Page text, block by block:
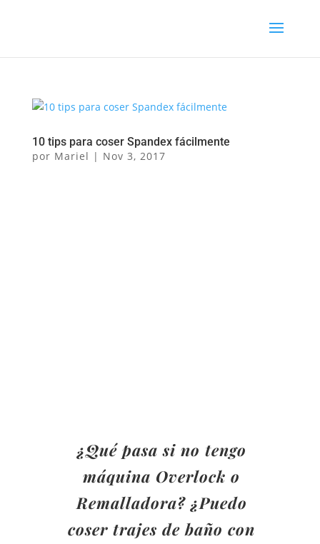
10 tips para coser Spandex fácilmente
por Mariel | Nov 3, 2017
¿Qué pasa si no tengo
máquina Overlock o
Remalladora? ¿Puedo
coser trajes de baño con